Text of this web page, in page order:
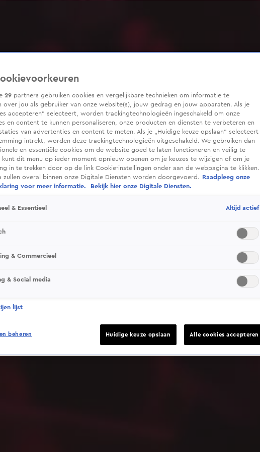
Deze video is niet beschikbaar op je huidige locatie
29 partners gebruiken cookies en vergelijkbare technieken om informatie te
over jou als gebruiker van onze website(s), jouw gedrag en jouw apparaten. Als je
accepteren” selecteert, worden trackingtechnologieën ingeschakeld om onze
en content te kunnen personaliseren, onze producten en diensten te verbeteren en
van advertenties en content te meten. Als je „Huidige keuze opslaan” selecteert
intrekt, worden deze trackingtechnologieën uitgeschakeld. We gebruiken dan
en essentiële cookies om de website goed te laten functioneren en veilig te
kunt dit menu op ieder moment opnieuw openen om je keuzes te wijzigen of om je
in te trekken door op de link Cookie-instellingen onder aan de webpagina te klikken.
zullen overal binnen onze Digitale Diensten worden doorgevoerd.
Raadpleeg onze
voor meer informatie.
Bekijk hier onze Digitale Diensten.
& Essentieel Altijd actief
& Commercieel
& Social media
lijst
beheren Huidige keuze opslaan Alle cookies accepteren